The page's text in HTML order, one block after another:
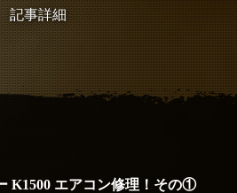
Sales Case Study
作業日誌
Blog Factory
会社概要
記事詳細
K1500 エアコン修理！その①